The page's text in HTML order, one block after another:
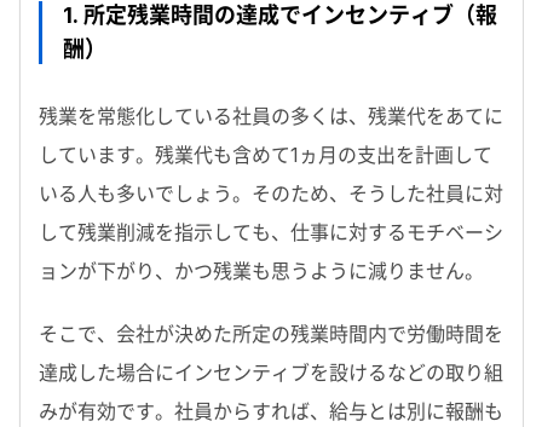
1. 所定残業時間の達成でインセンティブ（報
酬）
残業を常態化している社員の多くは、残業代をあてに
しています。残業代も含めて1ヵ月の支出を計画して
いる人も多いでしょう。そのため、そうした社員に対
して残業削減を指示しても、仕事に対するモチベーシ
ョンが下がり、かつ残業も思うように減りません。
そこで、会社が決めた所定の残業時間内で労働時間を
達成した場合にインセンティブを設けるなどの取り組
みが有効です。社員からすれば、給与とは別に報酬も